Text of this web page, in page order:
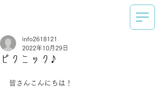
ピクニック♪
info2618121
2022年10月29日
皆さんこんにちは！